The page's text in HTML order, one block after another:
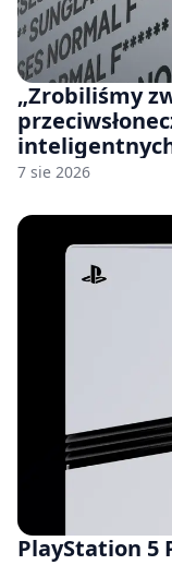
„Zrobiliśmy
7 sie 2026
PlayStation 5